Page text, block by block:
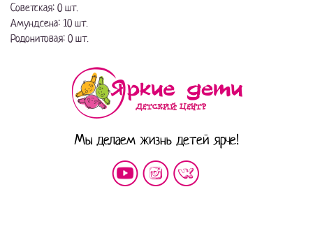
Советская: 0 шт.
Амундсена: 10 шт.
Родонитовая: 0 шт.
Мы делаем жизнь детей ярче!